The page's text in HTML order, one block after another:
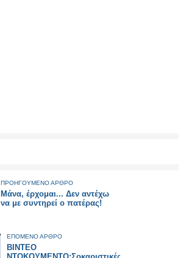
ΠΡΟΗΓΟΥΜΕΝΟ ΑΡΘΡΟ
Μάνα, έρχομαι... Δεν αντέχω
να με συντηρεί ο πατέρας!
ΕΠΟΜΕΝΟ ΑΡΘΡΟ
BINTEO